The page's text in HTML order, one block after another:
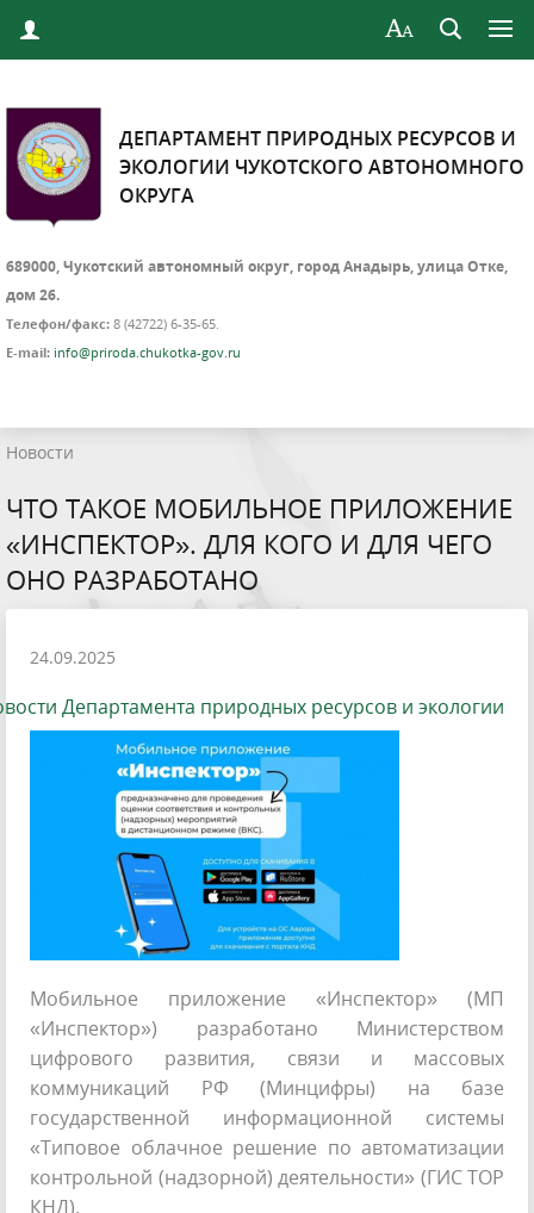
ДЕПАРТАМЕНТ ПРИРОДНЫХ РЕСУРСОВ И
ЭКОЛОГИИ ЧУКОТСКОГО АВТОНОМНОГО
ОКРУГА
689000, Чукотский автономный округ, город Анадырь, улица Отке,
дом 26.
Телефон/факс: 8 (42722) 6-35-65.
E-mail: info@priroda.chukotka-gov.ru
Новости
ЧТО ТАКОЕ МОБИЛЬНОЕ ПРИЛОЖЕНИЕ
«ИНСПЕКТОР». ДЛЯ КОГО И ДЛЯ ЧЕГО
ОНО РАЗРАБОТАНО
24.09.2025
Департамента природных ресурсов и экологии
Мобильное приложение «Инспектор» (МП
«Инспектор») разработано Министерством
цифрового развития, связи и массовых
коммуникаций РФ (Минцифры) на базе
государственной информационной системы
«Типовое облачное решение по автоматизации
контрольной (надзорной) деятельности» (ГИС ТОР
КНД).